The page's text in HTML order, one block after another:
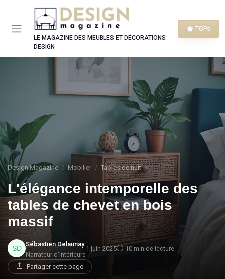
LE MAGAZINE DES MEUBLES ET DÉCORATIONS
DESIGN
TOPs
Design Magazine Mobilier Tables de nuit
L'élégance intemporelle des
tables de chevet en bois
massif
Sébastien Delaunay
Narrateur d'intérieurs
1 juin 2025 10 min de lecture
Partager cette page
Panneau de gestion des cookies